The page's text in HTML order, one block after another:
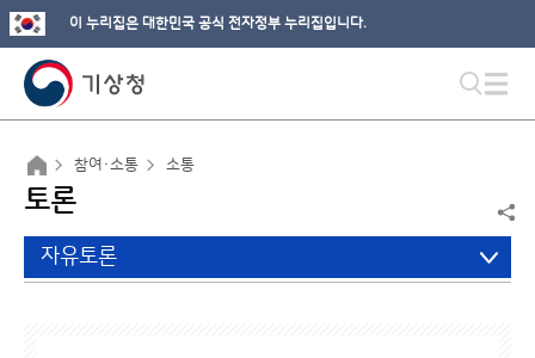
이 누리집은 대한민국 공식 전자정부 누리집입니다.
참여·소통 소통
토론
자유토론